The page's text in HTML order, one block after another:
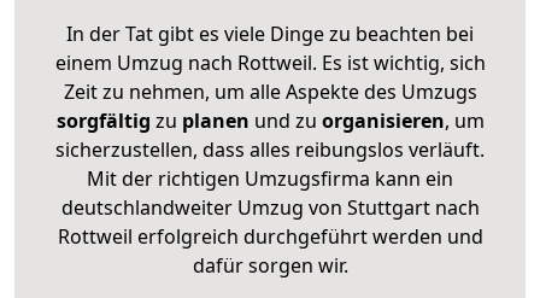
In der Tat gibt es viele Dinge zu beachten bei
einem Umzug nach Rottweil. Es ist wichtig, sich
Zeit zu nehmen, um alle Aspekte des Umzugs
sorgfältig zu planen und zu organisieren, um
sicherzustellen, dass alles reibungslos verläuft.
Mit der richtigen Umzugsfirma kann ein
deutschlandweiter Umzug von Stuttgart nach
Rottweil erfolgreich durchgeführt werden und
dafür sorgen wir.